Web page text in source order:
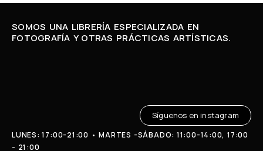
SOMOS UNA LIBRERÍA ESPECIALIZADA EN
FOTOGRAFÍA Y OTRAS PRÁCTICAS ARTÍSTICAS.
LUNES: 17:00-21:00 • MARTES -SÁBADO: 11:00-14:00, 17:00
- 21:00
Síguenos en instagram